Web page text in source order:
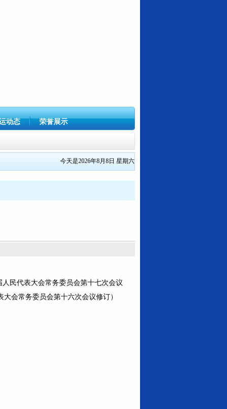
动态 荣誉展示
号关... 今天是2026年8月8日 星期六
人民代表大会常务委员会第十七次会议
会常务委员会第十六次会议修订）